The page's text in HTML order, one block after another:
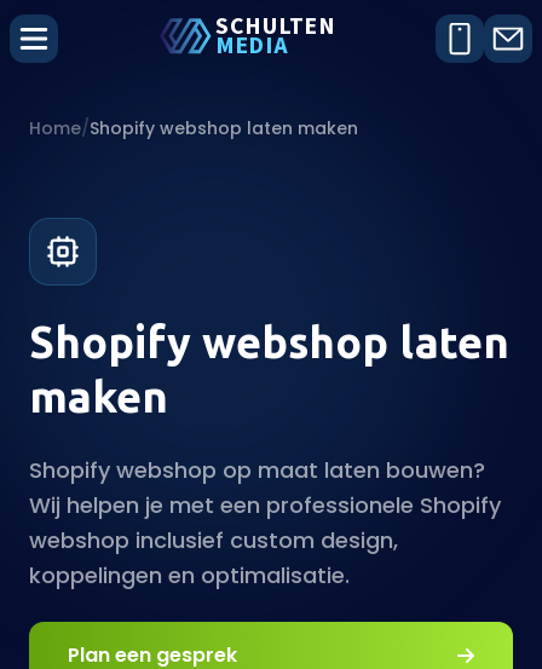
SCHULTEN
MEDIA
Home/Shopify webshop laten maken
Shopify webshop laten
maken
Shopify webshop op maat laten bouwen?
Wij helpen je met een professionele Shopify
webshop inclusief custom design,
koppelingen en optimalisatie.
Plan een gesprek